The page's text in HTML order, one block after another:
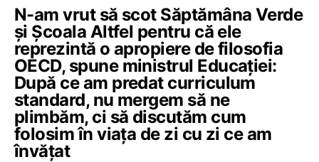
N-am vrut să scot Săptămâna Verde
și Școala Altfel pentru că ele
reprezintă o apropiere de filosofia
OECD, spune ministrul Educației:
După ce am predat curriculum
standard, nu mergem să ne
plimbăm, ci să discutăm cum
folosim în viața de zi cu zi ce am
învățat